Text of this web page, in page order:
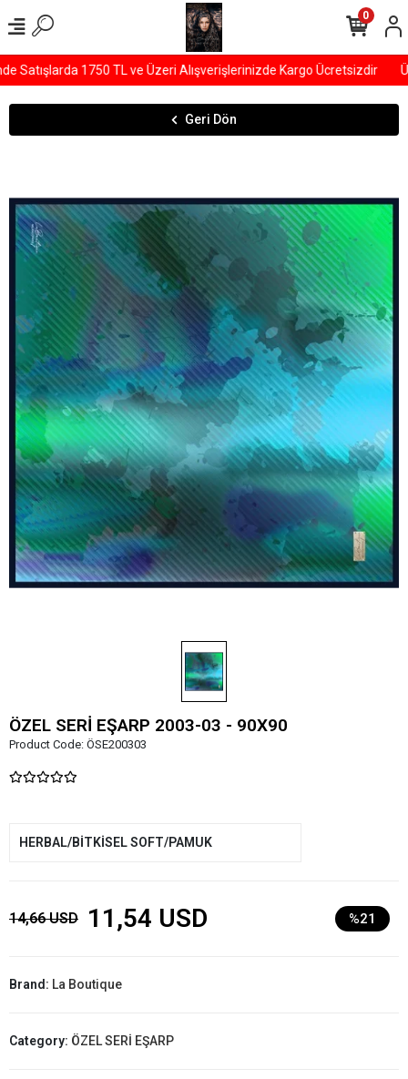
1750 TL ve Üzeri Alışverişlerinizde Kargo Ücretsizdir
0
Geri Dön
ÖZEL SERİ EŞARP 2003-03 - 90X90
Product Code: ÖSE200303
HERBAL/BİTKİSEL SOFT/PAMUK
14,66 USD 11,54 USD %21
Brand: La Boutique
Category: ÖZEL SERİ EŞARP